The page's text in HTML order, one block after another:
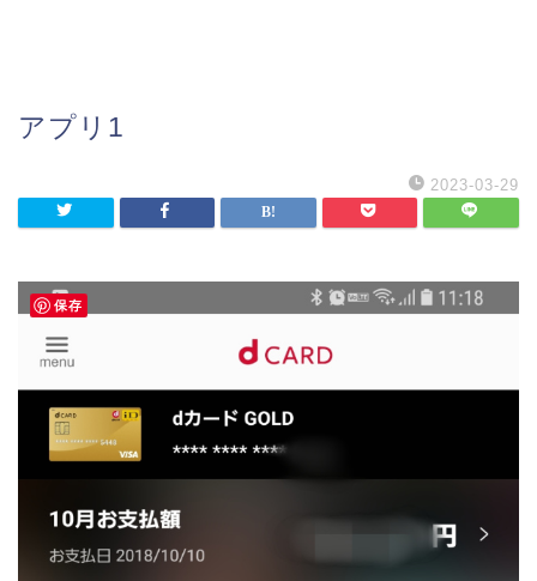
アプリ1
2023-03-29
保存